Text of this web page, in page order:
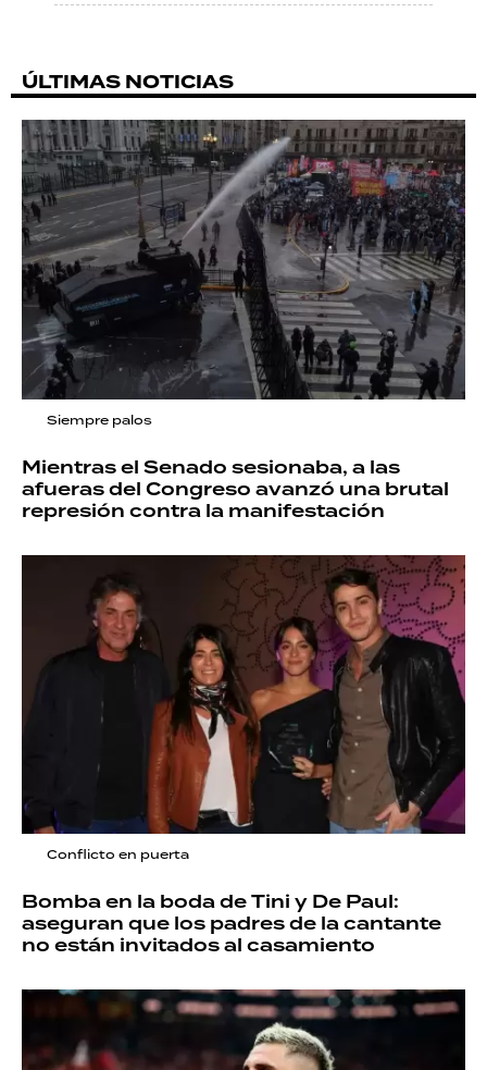
ÚLTIMAS NOTICIAS
Siempre palos
Mientras el Senado sesionaba, a las
afueras del Congreso avanzó una brutal
represión contra la manifestación
Conflicto en puerta
Bomba en la boda de Tini y De Paul:
aseguran que los padres de la cantante
no están invitados al casamiento